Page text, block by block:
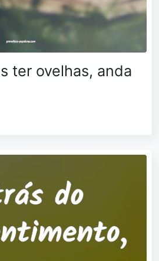
ter ovelhas, anda